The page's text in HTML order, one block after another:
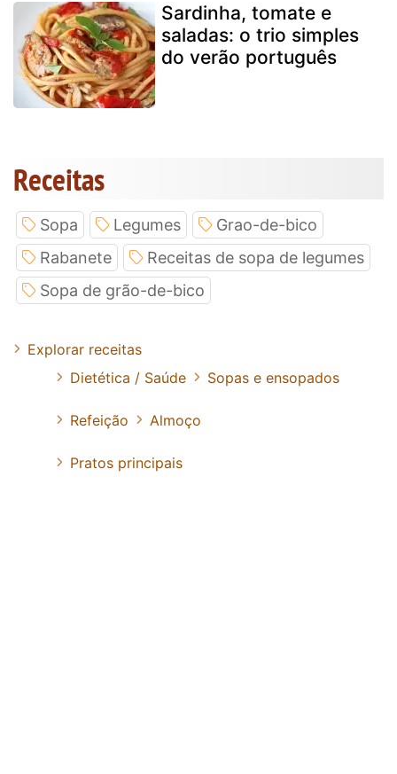
Sardinha, tomate e
saladas: o trio simples
do verão português
Receitas
Sopa Legumes
Grao-de-bico
Rabanete
Receitas de sopa de legumes
Sopa de grão-de-bico
Explorar receitas
Dietética / Saúde
Sopas e ensopados
Refeição Almoço
Pratos principais